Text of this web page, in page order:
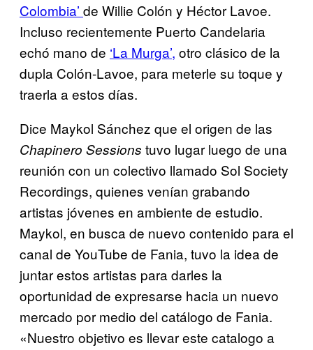
Colombia’ de Willie Colón y Héctor Lavoe.
Incluso recientemente Puerto Candelaria
echó mano de ‘La Murga’, otro clásico de la
dupla Colón-Lavoe, para meterle su toque y
traerla a estos días.
Dice Maykol Sánchez que el origen de las
Chapinero Sessions tuvo lugar luego de una
reunión con un colectivo llamado Sol Society
Recordings, quienes venían grabando
artistas jóvenes en ambiente de estudio.
Maykol, en busca de nuevo contenido para el
canal de YouTube de Fania, tuvo la idea de
juntar estos artistas para darles la
oportunidad de expresarse hacia un nuevo
mercado por medio del catálogo de Fania.
«Nuestro objetivo es llevar este catalogo a